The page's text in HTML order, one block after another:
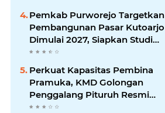
Pemkab Purworejo Targetkan
Pembangunan Pasar Kutoarjo
Dimulai 2027, Siapkan Studi
Kelayakan hingga DED
Perkuat Kapasitas Pembina
Pramuka, KMD Golongan
Penggalang Pituruh Resmi
Dimulai